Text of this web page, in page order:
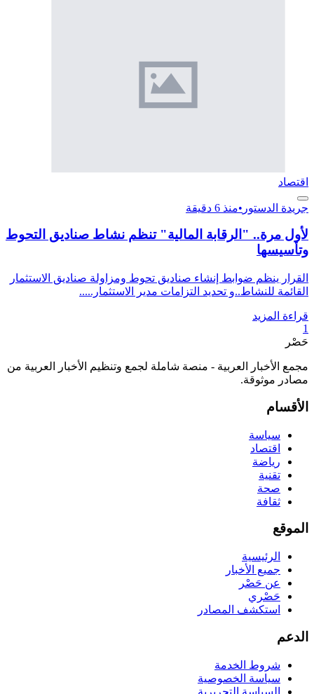
اقتصاد
جريدة الدستور •منذ 6 دقيقة
لأول مرة.. "الرقابة المالية" تنظم نشاط صناديق التحوط
وتأسيسها
القرار ينظم ضوابط إنشاء صناديق تحوط ومزاولة صناديق الاستثمار
القائمة للنشاط..و تحديد التزامات مدير الاستثمار.....
قراءة المزيد
1
حَصْر
مجمع الأخبار العربية - منصة شاملة لجمع وتنظيم الأخبار العربية من
مصادر موثوقة.
الأقسام
سياسة
اقتصاد
رياضة
تقنية
صحة
ثقافة
الموقع
الرئيسية
جميع الأخبار
عن حَصْر
حَصْري
استكشف المصادر
الدعم
شروط الخدمة
سياسة الخصوصية
السياسة التحريرية